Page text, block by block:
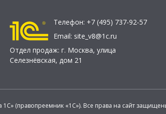
Телефон: +7 (495) 737-92-57
Email: site_v8@1c.ru
Отдел продаж: г. Москва, улица
Селезнёвская, дом 21
(правопреемник «1С»). Все права на сайт